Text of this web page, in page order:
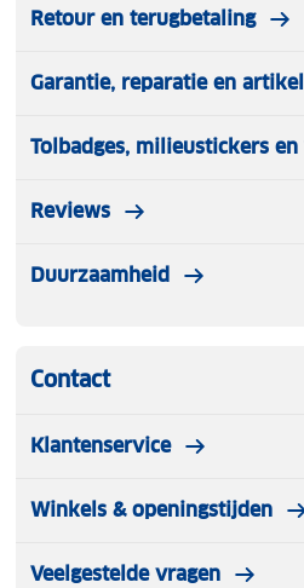
Retour en terugbetaling
Garantie, reparatie en
Tolbadges, milieustickers
Reviews
Duurzaamheid
Contact
Klantenservice
Winkels & openingstijden
Veelgestelde vragen